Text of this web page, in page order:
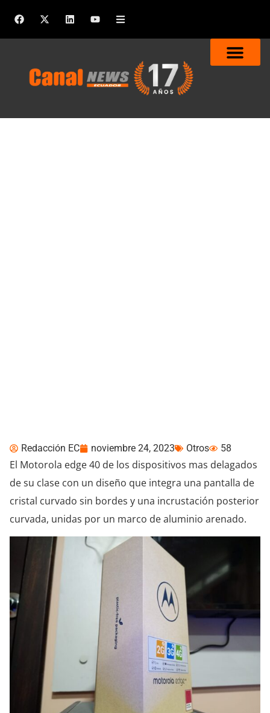
Redacción EC noviembre 24, 2023 Otros 58
El Motorola edge 40 de los dispositivos mas delagados
de su clase con un diseño que integra una pantalla de
cristal curvado sin bordes y una incrustación posterior
curvada, unidas por un marco de aluminio arenado.